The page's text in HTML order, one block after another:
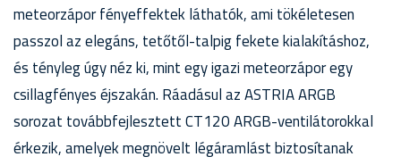
meteorzápor fényeffektek láthatók, ami tökéletesen
passzol az elegáns, tetőtől-talpig fekete kialakításhoz,
és tényleg úgy néz ki, mint egy igazi meteorzápor egy
csillagfényes éjszakán. Ráadásul az ASTRIA ARGB
sorozat továbbfejlesztett CT120 ARGB-ventilátorokkal
érkezik, amelyek megnövelt légáramlást biztosítanak